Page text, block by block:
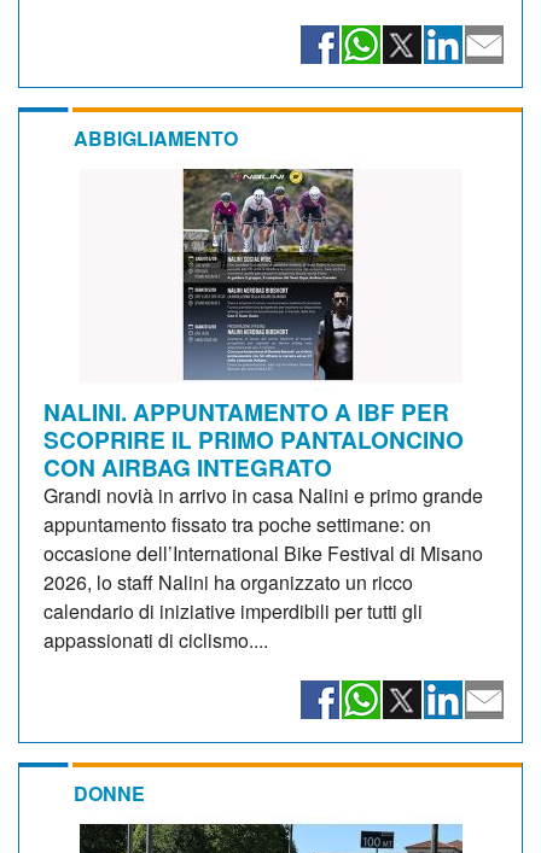
ABBIGLIAMENTO
NALINI. APPUNTAMENTO A IBF PER
SCOPRIRE IL PRIMO PANTALONCINO
CON AIRBAG INTEGRATO
Grandi novià in arrivo in casa Nalini e primo grande
appuntamento fissato tra poche settimane: on
occasione dell’International Bike Festival di Misano
2026, lo staff Nalini ha organizzato un ricco
calendario di iniziative imperdibili per tutti gli
appassionati di ciclismo....
DONNE